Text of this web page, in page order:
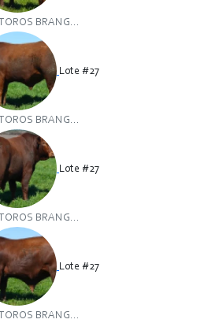
TOROS BRANG...
Lote #27
TOROS BRANG...
Lote #27
TOROS BRANG...
Lote #27
TOROS BRANG...